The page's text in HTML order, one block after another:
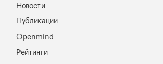
Новости
Публикации
Openmind
Рейтинги